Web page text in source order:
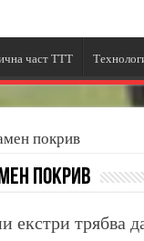
част ТТТ
покрив
покрив
екстри трябва